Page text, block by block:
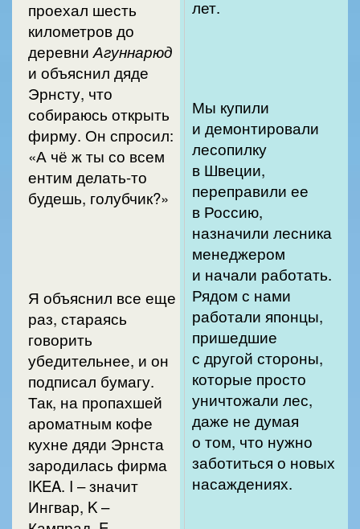
проехал шесть
километров до
деревни Агуннарюд
и объяснил дяде
Эрнсту, что
собираюсь открыть
фирму. Он спросил:
«А чё ж ты со всем
ентим делать-то
будешь, голубчик?»
Я объяснил все еще
раз, стараясь
говорить
убедительнее, и он
подписал бумагу.
Так, на пропахшей
ароматным кофе
кухне дяди Эрнста
зародилась фирма
IKEA. I – значит
Ингвар, K –
лет.
Мы купили
и демонтировали
лесопилку
в Швеции,
переправили ее
в Россию,
назначили лесника
менеджером
и начали работать.
Рядом с нами
работали японцы,
пришедшие
с другой стороны,
которые просто
уничтожали лес,
даже не думая
о том, что нужно
заботиться о новых
насаждениях.